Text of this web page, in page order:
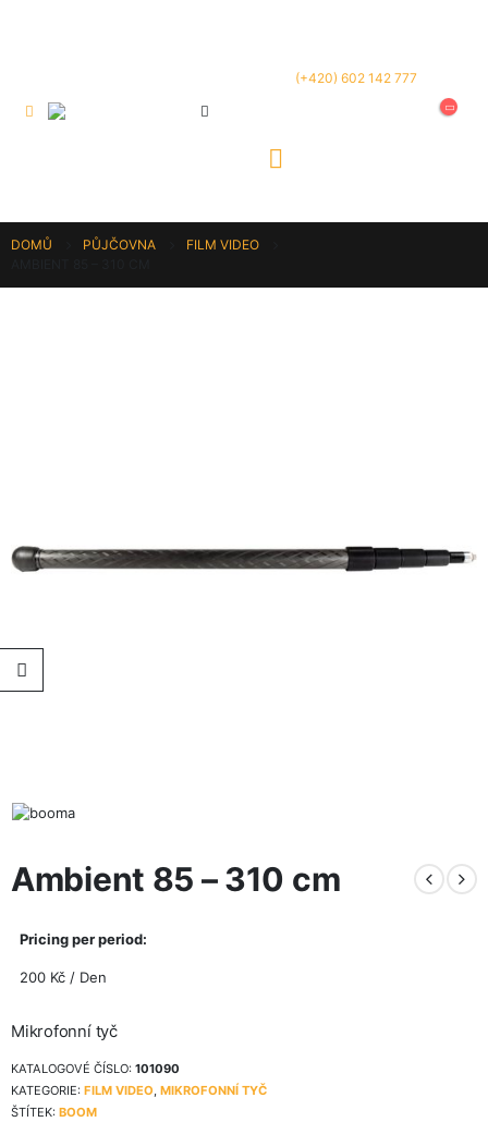
(+420) 602 142 777
DOMŮ PŮJČOVNA
FILM VIDEO
Ambient 85 – 310 cm
Pricing per period:
200 Kč / Den
Mikrofonní tyč
KATALOGOVÉ ČÍSLO: 101090
KATEGORIE: FILM VIDEO, MIKROFONNÍ TYČ
ŠTÍTEK: BOOM